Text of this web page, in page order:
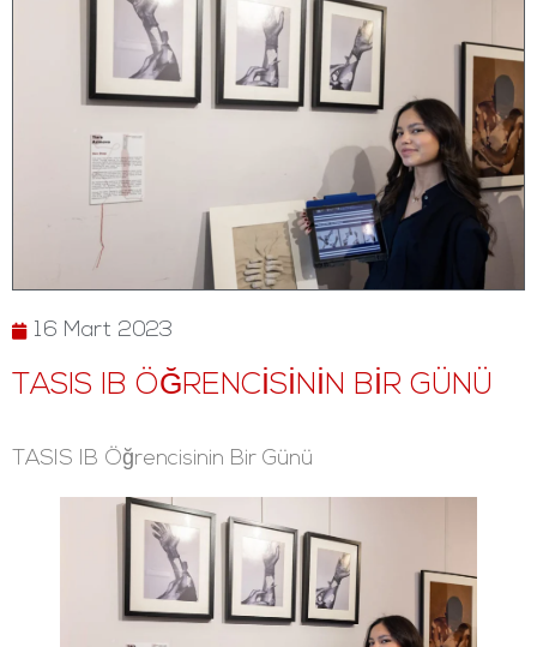
16 Mart 2023
TASIS IB ÖĞRENCISININ BIR GÜNÜ
TASIS IB Öğrencisinin Bir Günü